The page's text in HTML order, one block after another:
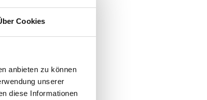
Cookies
anbieten zu können
unserer
diese Informationen